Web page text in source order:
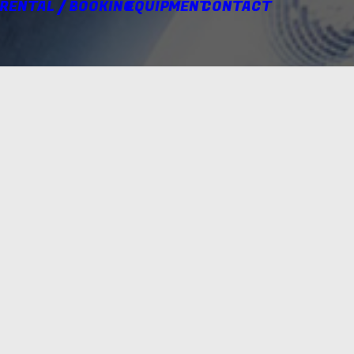
/ BOOKINGEQUIPMENTCONTACT